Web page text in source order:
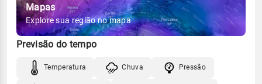
Mapas
Explore sua região no mapa
Previsão do tempo
Temperatura Chuva Pressão